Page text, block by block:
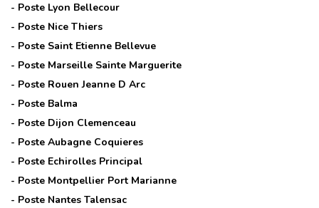
- Poste Lyon Bellecour
- Poste Nice Thiers
- Poste Saint Etienne Bellevue
- Poste Marseille Sainte Marguerite
- Poste Rouen Jeanne D Arc
- Poste Balma
- Poste Dijon Clemenceau
- Poste Aubagne Coquieres
- Poste Echirolles Principal
- Poste Montpellier Port Marianne
- Poste Nantes Talensac